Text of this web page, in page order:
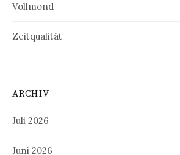
Vollmond
Zeitqualität
ARCHIV
Juli 2026
Juni 2026